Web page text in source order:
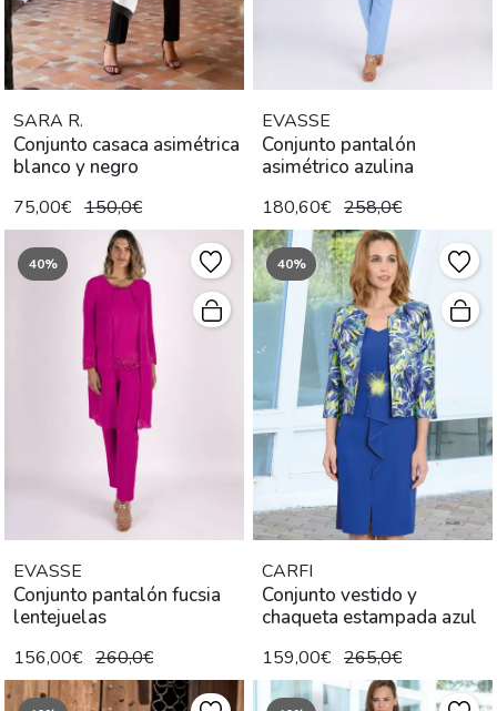
SARA R.
Conjunto casaca asimétrica
blanco y negro
75,00€ 150,0€
EVASSE
Conjunto pantalón
asimétrico azulina
180,60€ 258,0€
40%
EVASSE
Conjunto pantalón fucsia
lentejuelas
156,00€ 260,0€
40%
CARFI
Conjunto vestido y
chaqueta estampada azul
159,00€ 265,0€